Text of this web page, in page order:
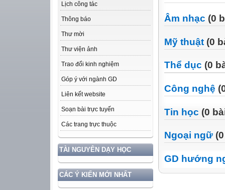
Lịch công tác
Thông báo
Thư mời
Thư viện ảnh
Trao đổi kinh nghiệm
Góp ý với ngành GD
Liên kết website
Soạn bài trực tuyến
Các trang trực thuộc
TÀI NGUYÊN DẠY HỌC
CÁC Ý KIẾN MỚI NHẤT
Âm nhạc (0
Mỹ thuật (0
Thể dục (0
Công nghệ
Tin học (0
Ngoại ngữ
GD hướng